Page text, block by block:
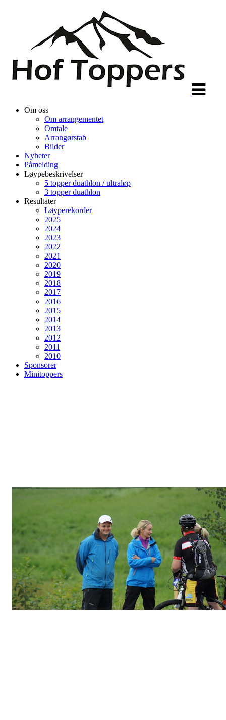
Om oss
Om arrangementet
Omtale
Arrangørstab
Bilder
Nyheter
Påmelding
Løypebeskrivelser
5 topper duathlon / ultraløp
3 topper duathlon
Resultater
Løyperekorder
2025
2024
2023
2022
2021
2020
2019
2018
2017
2016
2015
2014
2013
2012
2011
2010
Sponsorer
Minitoppers